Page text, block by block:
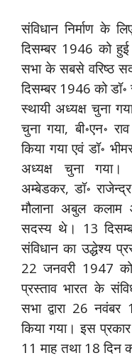
संविधान निर्माण के
दिसम्बर 1946 को
सभा के सबसे वरिष्ठ
दिसम्बर 1946 को डॉ॰
स्थायी अध्यक्ष चुना
चुना गया, बी॰एन॰
किया गया एवं डॉ॰
अध्यक्ष चुना गया।
अम्बेडकर, डॉ॰
मौलाना अबुल
सदस्य थे। 13
संविधान का उद्धेश्य
22 जनवरी 1947 को
प्रस्ताव भारत के
सभा द्वारा 26
किया गया। इस
11 माह तथा 18